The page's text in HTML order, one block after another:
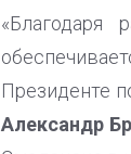
«Благодаря
Президенте
Александр